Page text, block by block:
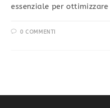
essenziale per
0 COMMENTI